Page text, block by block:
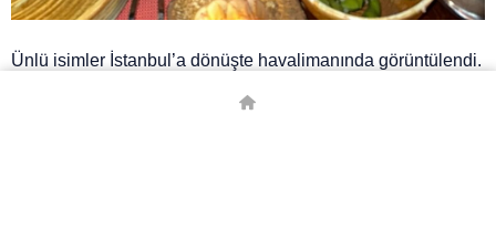
Ünlü isimler İstanbul’a dönüşte havalimanında görüntülendi.
Bursin,”Hadise benim arkadaşım. Yan yana olduk diye illa